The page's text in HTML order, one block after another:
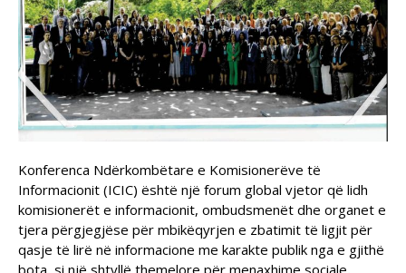
Konferenca Ndërkombëtare e Komisionerëve të
Informacionit (ICIC) është një forum global vjetor që lidh
komisionerët e informacionit, ombudsmenët dhe organet e
tjera përgjegjëse për mbikëqyrjen e zbatimit të ligjit për
qasje të lirë në informacione me karakte publik nga e gjithë
bota, si një shtyllë themelore për menaxhime sociale,